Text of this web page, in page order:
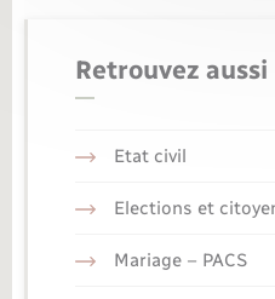
Retrouvez aussi
Etat civil
Elections et
Mariage – PACS